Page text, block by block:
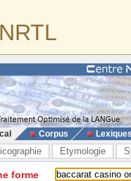
Corpus
Etymologie
forme